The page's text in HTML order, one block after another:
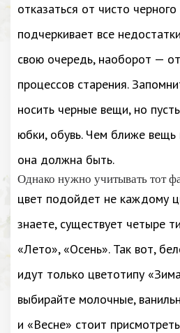
отказаться от чисто
подчеркивает все
свою очередь, наоборот —
процессов старения.
носить черные вещи, но
юбки, обувь. Чем ближе вещь
она должна быть.
Однако нужно учитывать тот
цвет подойдет не каждому
знаете, существует четыре
«Лето», «Осень». Так вот,
идут только цветотипу
выбирайте молочные,
и «Весне» стоит